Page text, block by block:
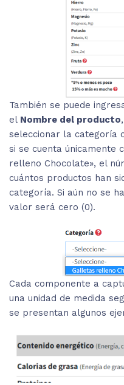
También se puede
el Nombre del producto,
seleccionar la categoría
si se cuenta únicamente
relleno Chocolate», el
cuántos productos han
categoría. Si aún no se
valor será cero (0).
Cada componente a
una unidad de medida
se presentan algunos